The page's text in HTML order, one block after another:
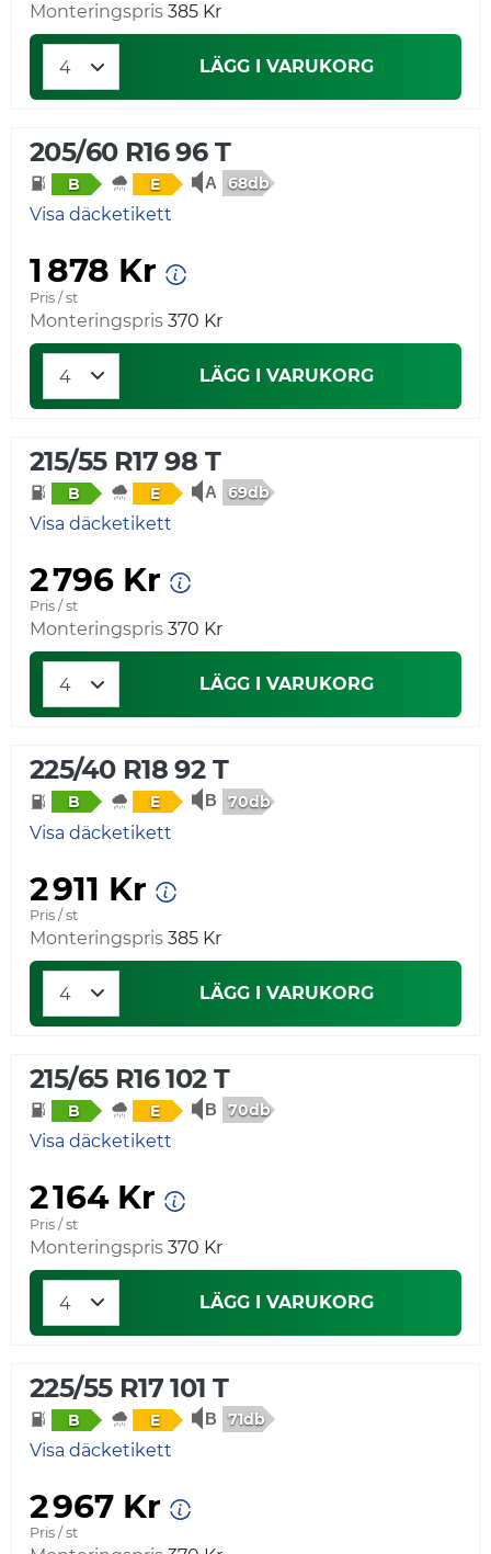
Monteringspris 385 Kr
LÄGG I VARUKORG
205/60 R16 96 T
B E 68db
Visa däcketikett
1 878 Kr
Pris / st
Monteringspris 370 Kr
LÄGG I VARUKORG
215/55 R17 98 T
B E 69db
Visa däcketikett
2 796 Kr
Pris / st
Monteringspris 370 Kr
LÄGG I VARUKORG
225/40 R18 92 T
B E 70db
Visa däcketikett
2 911 Kr
Pris / st
Monteringspris 385 Kr
LÄGG I VARUKORG
215/65 R16 102 T
B E 70db
Visa däcketikett
2 164 Kr
Pris / st
Monteringspris 370 Kr
LÄGG I VARUKORG
225/55 R17 101 T
B E 71db
Visa däcketikett
2 967 Kr
Pris / st